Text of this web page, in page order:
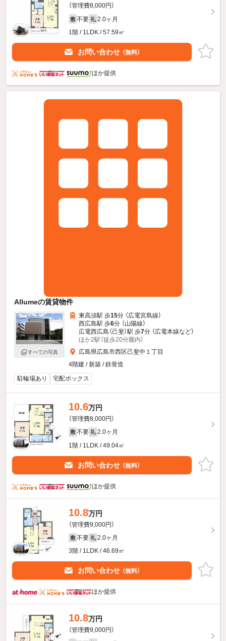
（管理費8,000円）
敷 不要 礼 2.0ヶ月
1階 / 1LDK / 57.59㎡
お問い合わせ （無料）
ほか提供
Allumeの賃貸物件
すべての写真
東高須駅 歩15分 （広電宮島線）
西広島駅 歩6分 （山陽線）
広電西広島（己斐）駅 歩7分 （広電本線など）
ほか2駅（徒歩20分圏内）
広島県広島市西区己斐中１丁目
4階建 / 新築 / 鉄骨造
駐輪場あり
宅配ボックス
10.6万円
（管理費8,000円）
敷 不要 礼 2.0ヶ月
1階 / 1LDK / 49.04㎡
お問い合わせ （無料）
ほか提供
10.8万円
（管理費9,000円）
敷 不要 礼 2.0ヶ月
3階 / 1LDK / 46.69㎡
お問い合わせ （無料）
ほか提供
10.8万円
（管理費9,000円）